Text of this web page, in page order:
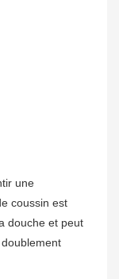
une
coussin est
douche et peut